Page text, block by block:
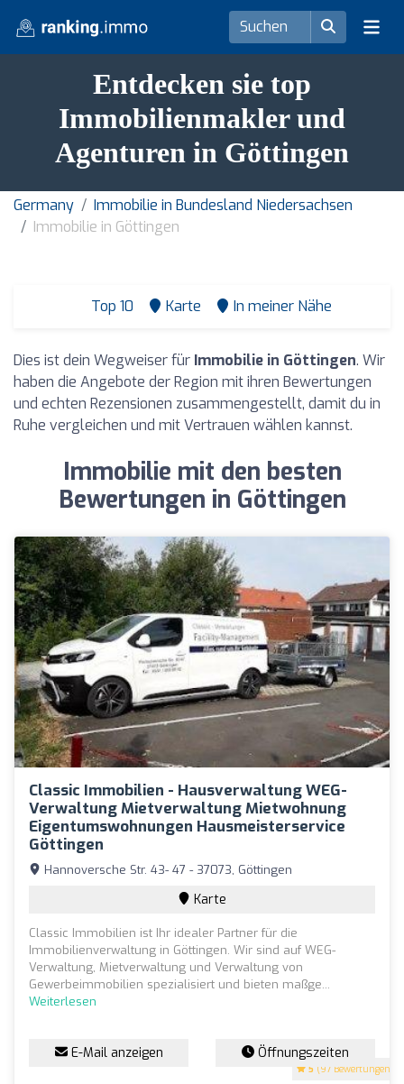
Entdecken sie top
Immobilienmakler und
Agenturen in Göttingen
Germany
Immobilie in Bundesland Niedersachsen
Immobilie in Göttingen
Top 10 Karte In meiner Nähe
Dies ist dein Wegweiser für Immobilie in Göttingen. Wir
haben die Angebote der Region mit ihren Bewertungen
und echten Rezensionen zusammengestellt, damit du in
Ruhe vergleichen und mit Vertrauen wählen kannst.
Immobilie mit den besten
Bewertungen in Göttingen
Classic Immobilien - Hausverwaltung WEG-
Verwaltung Mietverwaltung Mietwohnung
Eigentumswohnungen Hausmeisterservice
Göttingen
5 (97 Bewertungen)
Hannoversche Str. 43- 47 - 37073, Göttingen
Karte
Classic Immobilien ist Ihr idealer Partner für die
Immobilienverwaltung in Göttingen. Wir sind auf WEG-
Verwaltung, Mietverwaltung und Verwaltung von
Gewerbeimmobilien spezialisiert und bieten maßge...
Weiterlesen
E-Mail anzeigen Öffnungszeiten